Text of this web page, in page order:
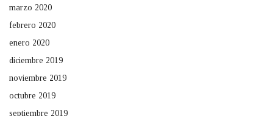
marzo 2020
febrero 2020
enero 2020
diciembre 2019
noviembre 2019
octubre 2019
septiembre 2019